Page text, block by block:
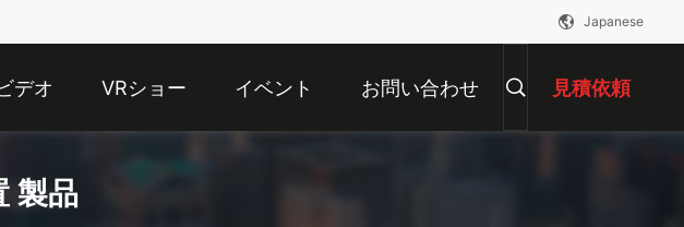
Japanese
デオ VRショー イベント お問い合わせ 見積依頼
製品